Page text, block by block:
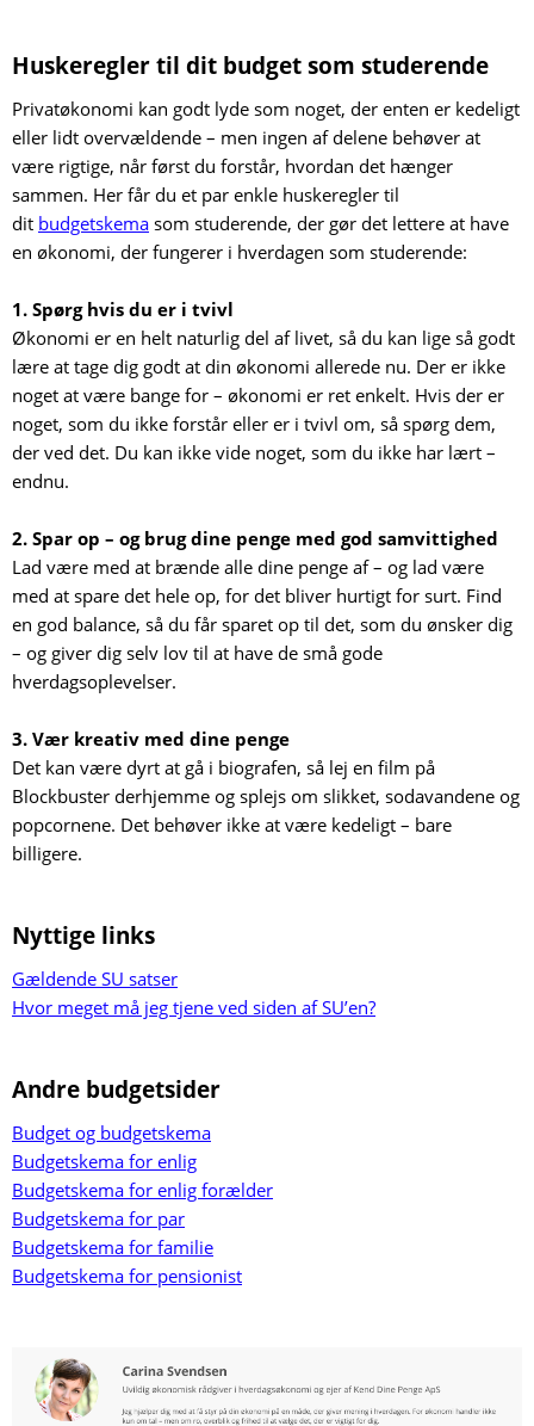
Huskeregler til dit budget som studerende
Privatøkonomi kan godt lyde som noget, der enten er kedeligt
eller lidt overvældende – men ingen af delene behøver at
være rigtige, når først du forstår, hvordan det hænger
sammen. Her får du et par enkle huskeregler til
dit budgetskema som studerende, der gør det lettere at have
en økonomi, der fungerer i hverdagen som studerende:
1. Spørg hvis du er i tvivl
Økonomi er en helt naturlig del af livet, så du kan lige så godt
lære at tage dig godt at din økonomi allerede nu. Der er ikke
noget at være bange for – økonomi er ret enkelt. Hvis der er
noget, som du ikke forstår eller er i tvivl om, så spørg dem,
der ved det. Du kan ikke vide noget, som du ikke har lært –
endnu.
2. Spar op – og brug dine penge med god samvittighed
Lad være med at brænde alle dine penge af – og lad være
med at spare det hele op, for det bliver hurtigt for surt. Find
en god balance, så du får sparet op til det, som du ønsker dig
– og giver dig selv lov til at have de små gode
hverdagsoplevelser.
3. Vær kreativ med dine penge
Det kan være dyrt at gå i biografen, så lej en film på
Blockbuster derhjemme og splejs om slikket, sodavandene og
popcornene. Det behøver ikke at være kedeligt – bare
billigere.
Nyttige links
Gældende SU satser
Hvor meget må jeg tjene ved siden af SU’en?
Andre budgetsider
Budget og budgetskema
Budgetskema for enlig
Budgetskema for enlig forælder
Budgetskema for par
Budgetskema for familie
Budgetskema for pensionist